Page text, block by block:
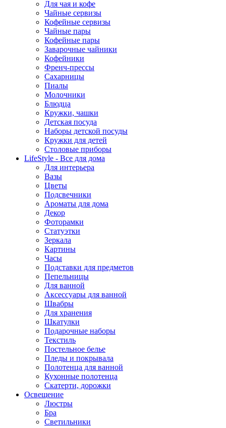
Для чая и кофе
Чайные сервизы
Кофейные сервизы
Чайные пары
Кофейные пары
Заварочные чайники
Кофейники
Френч-прессы
Сахарницы
Пиалы
Молочники
Блюдца
Кружки, чашки
Детская посуда
Наборы детской посуды
Кружки для детей
Столовые приборы
LifeStyle - Все для дома
Для интерьера
Вазы
Цветы
Подсвечники
Ароматы для дома
Декор
Фоторамки
Статуэтки
Зеркала
Картины
Часы
Подставки для предметов
Пепельницы
Для ванной
Аксессуары для ванной
Швабры
Для хранения
Шкатулки
Подарочные наборы
Текстиль
Постельное белье
Пледы и покрывала
Полотенца для ванной
Кухонные полотенца
Скатерти, дорожки
Освещение
Люстры
Бра
Светильники